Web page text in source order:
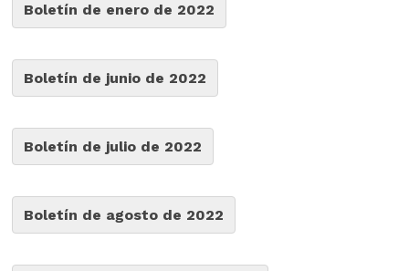
Boletín de enero de 2022
Boletín de junio de 2022
Boletín de julio de 2022
Boletín de agosto de 2022